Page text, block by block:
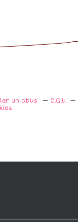
un abus C.G.U.